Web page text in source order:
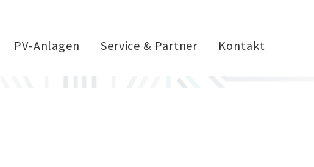
PV-Anlagen Service & Partner Kontakt